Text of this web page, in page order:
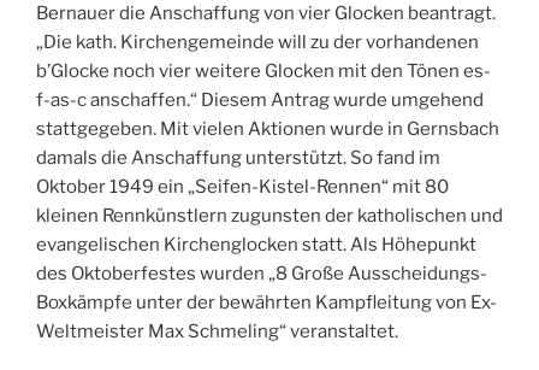
Bernauer die Anschaffung von vier Glocken beantragt.
„Die kath. Kirchengemeinde will zu der vorhandenen
b’Glocke noch vier weitere Glocken mit den Tönen es-
f-as-c anschaffen.“ Diesem Antrag wurde umgehend
stattgegeben. Mit vielen Aktionen wurde in Gernsbach
damals die Anschaffung unterstützt. So fand im
Oktober 1949 ein „Seifen-Kistel-Rennen“ mit 80
kleinen Rennkünstlern zugunsten der katholischen und
evangelischen Kirchenglocken statt. Als Höhepunkt
des Oktoberfestes wurden „8 Große Ausscheidungs-
Boxkämpfe unter der bewährten Kampfleitung von Ex-
Weltmeister Max Schmeling“ veranstaltet.